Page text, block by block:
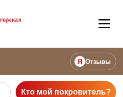
Я Отзывы
Кто мой покровитель?